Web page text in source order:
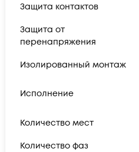
Защита контактов
Защита от
перенапряжения
Изолированный монтаж
Исполнение
Количество мест
Количество фаз